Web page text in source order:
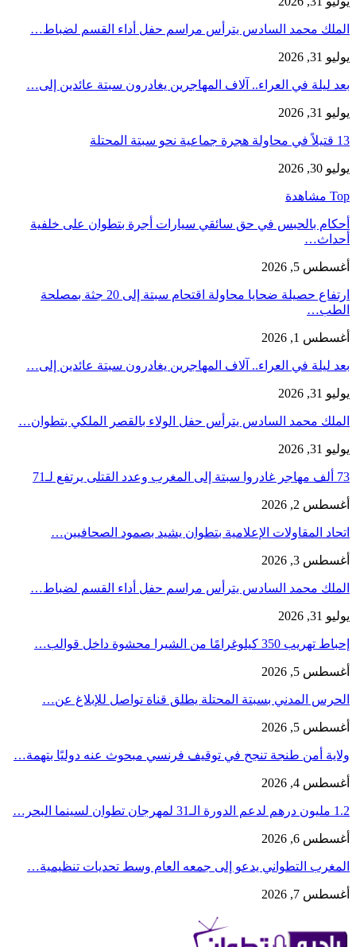
الملك محمد السادس يترأس مراسم حفل أداء القسم لضباط…
يوليو 31, 2026
بعد ليلة في العراء.. آلاف المهاجرين يغادرون سبتة عائدين إلى…
يوليو 31, 2026
13 قتيلاً في محاولة هجرة جماعية نحو سبتة المحتلة
يوليو 30, 2026
Top مشاهدة
أحكام بالحبس في حق سائقي سيارات أجرة بتطوان على خلفية
أحداث…
أغسطس 5, 2026
ارتفاع حصيلة ضحايا محاولة اقتحام سبتة إلى 20 جثة بمصلحة
الطب…
أغسطس 1, 2026
بعد ليلة في العراء.. آلاف المهاجرين يغادرون سبتة عائدين إلى…
يوليو 31, 2026
الملك محمد السادس يترأس حفل الولاء بالقصر الملكي بتطوان…
يوليو 31, 2026
73 ألف مهاجر غادروا سبتة إلى المغرب وعدد القتلى يرتفع لـ71
أغسطس 2, 2026
اتحاد المقاولات الإعلامية بتطوان يشيد بصمود الصحافيين…
أغسطس 3, 2026
الملك محمد السادس يترأس مراسم حفل أداء القسم لضباط…
يوليو 31, 2026
إحباط تهريب 350 كيلوغرامًا من الشيرا محشوة داخل قوالب…
أغسطس 5, 2026
الحرس المدني بسبتة المحتلة يطلق قناة تواصل للإبلاغ عن…
أغسطس 5, 2026
ولاية أمن طنجة تنجح في توقيف فرنسي مبحوث عنه دوليًا بتهمة…
أغسطس 4, 2026
1.2 مليون درهم لدعم الدورة الـ31 لمهرجان تطوان لسينما البحر…
أغسطس 6, 2026
المغرب التطواني يدعو إلى جمعه العام وسط تحديات تنظيمية…
أغسطس 7, 2026